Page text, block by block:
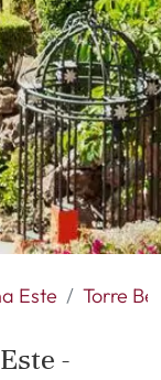
Este Torre
-